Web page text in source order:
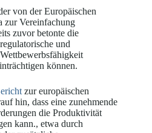
von der Europäischen
zur Vereinfachung
zuvor betonte die
und
können.
zur europäischen
hin, dass eine zunehmende
die Produktivität
kann., etwa durch